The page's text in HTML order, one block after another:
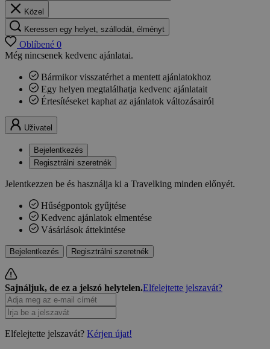
Közel
Keressen egy helyet, szállodát, élményt
Oblíbené 0
Még nincsenek kedvenc ajánlatai.
Bármikor visszatérhet a mentett ajánlatokhoz
Egy helyen megtalálhatja kedvenc ajánlatait
Értesítéseket kaphat az ajánlatok változásairól
Uživatel
Bejelentkezés
Regisztrálni szeretnék
Jelentkezzen be és használja ki a Travelking minden előnyét.
Hűségpontok gyűjtése
Kedvenc ajánlatok elmentése
Vásárlások áttekintése
Bejelentkezés Regisztrálni szeretnék
Sajnáljuk, de ez a jelszó helytelen.Elfelejtette jelszavát?
Elfelejtette jelszavát? Kérjen újat!